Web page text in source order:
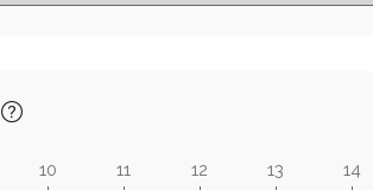
10 11 12 13 14